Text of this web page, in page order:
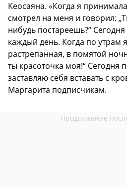
Кеосаяна. «Когда я
смотрел на меня и говорил:
нибудь постареешь?“
каждый день. Когда по утрам
растрепанная, в помятой
ты красоточка моя!“ Сегодня
заставляю себя вставать с
Маргарита подписчикам.